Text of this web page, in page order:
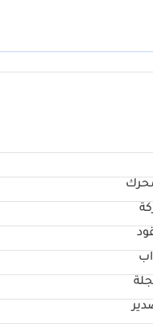
للتنقلات اليومية بين الإمارات.